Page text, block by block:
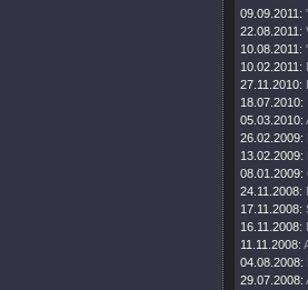
09.09.2011:
22.08.2011:
10.08.2011:
10.02.2011:
27.11.2010:
18.07.2010:
05.03.2010:
26.02.2009:
13.02.2009:
08.01.2009:
24.11.2008:
17.11.2008:
16.11.2008:
11.11.2008:
04.08.2008:
29.07.2008: